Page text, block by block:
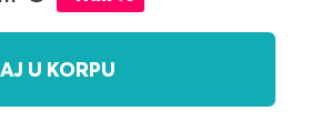
U KORPU